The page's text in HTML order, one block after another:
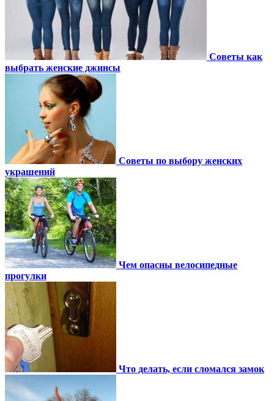
Советы как
выбрать женские джинсы
Советы по выбору женских
украшений
Чем опасны велосипедные
прогулки
Что делать, если сломался замок